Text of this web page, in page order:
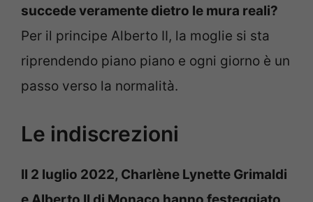
succede veramente dietro le mura reali?
Per il principe Alberto II, la moglie si sta
riprendendo piano piano e ogni giorno è un
passo verso la normalità.
Le indiscrezioni
Il 2 luglio 2022, Charlène Lynette Grimaldi